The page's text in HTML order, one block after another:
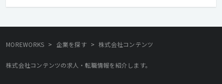
MOREWORKS > 企業を探す > 株式会社コンテンツ
株式会社コンテンツの求人・転職情報を紹介します。